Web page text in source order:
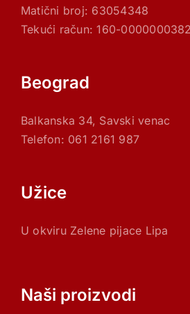
Matični broj: 63054348
Tekući račun: 160-
Beograd
Balkanska 34, Savski venac
Telefon: 061 2161 987
Užice
U okviru Zelene pijace Lipa
Naši proizvodi